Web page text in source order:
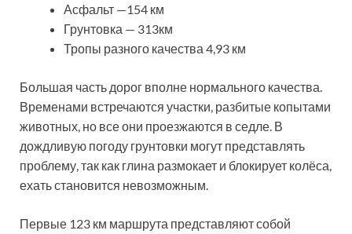
Асфальт —154 км
Грунтовка — 313км
Тропы разного качества 4,93 км
Большая часть дорог вполне нормального качества.
Временами встречаются участки, разбитые копытами
животных, но все они проезжаются в седле. В
дождливую погоду грунтовки могут представлять
проблему, так как глина размокает и блокирует колёса,
ехать становится невозможным.
Первые 123 км маршрута представляют собой